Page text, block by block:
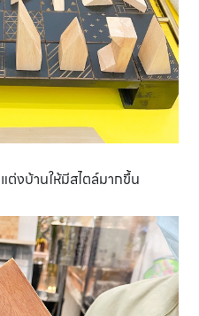
ต่งบ้านให้มีสไตล์มากขึ้น